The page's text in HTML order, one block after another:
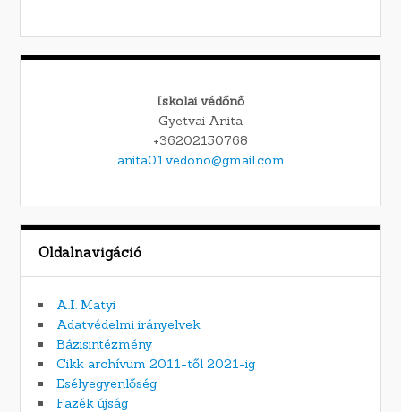
Iskolai védőnő
Gyetvai Anita
+36202150768
anita01.vedono@gmail.com
Oldalnavigáció
A.I. Matyi
Adatvédelmi irányelvek
Bázisintézmény
Cikk archívum 2011-től 2021-ig
Esélyegyenlőség
Fazék újság